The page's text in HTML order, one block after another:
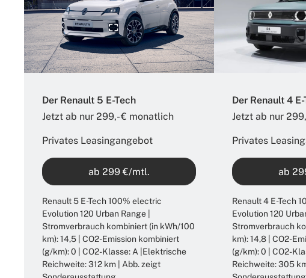
Der Renault 5 E-Tech
Jetzt ab nur 299,- € monatlich​
Privates Leasingangebot
ab 299 €/mtl.
Renault 5 E-Tech 100% electric
Evolution 120 Urban Range |
Stromverbrauch kombiniert (in kWh/100
km): 14,5 | CO2-Emission kombiniert
(g/km): 0 | CO2-Klasse: A |Elektrische
Reichweite: 312 km | Abb. zeigt
Der Renault 4 E-
Jetzt ab nur
Privates
ab
Renault 4 E-Tech
Evolution 120
Stromverbrauch
km): 14,8 | CO2-
(g/km): 0 | CO2-
Reichweite: 305